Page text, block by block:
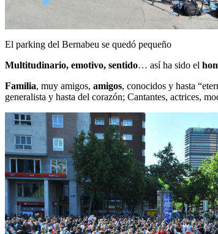
El parking del Bernabeu se quedó pequeño
Multitudinario, emotivo, sentido… así ha sido el
Familia, muy amigos, amigos, conocidos y hasta
generalista y hasta del corazón; Cantantes, actrices,